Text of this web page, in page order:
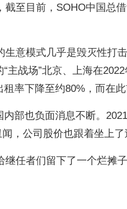
至目前，SOHO中国总
生意模式几乎是毁灭性打
主战场”北京、上海在
率下降至约80%，而在此
部也负面消息不断。
，公司股价也跟着坐上了
任者们留下了一个烂摊子